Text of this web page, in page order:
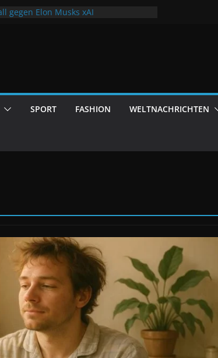
gegen Elon Musks xAI
retten Klimaportal
eigene Beitrag zur Hygiene
wächst auf Rekordhöhe
SPORT FASHION WELTNACHRICHTEN